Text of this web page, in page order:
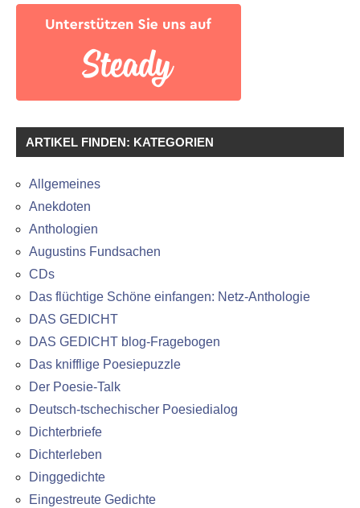
ARTIKEL FINDEN: KATEGORIEN
Allgemeines
Anekdoten
Anthologien
Augustins Fundsachen
CDs
Das flüchtige Schöne einfangen: Netz-Anthologie
DAS GEDICHT
DAS GEDICHT blog-Fragebogen
Das knifflige Poesiepuzzle
Der Poesie-Talk
Deutsch-tschechischer Poesiedialog
Dichterbriefe
Dichterleben
Dinggedichte
Eingestreute Gedichte